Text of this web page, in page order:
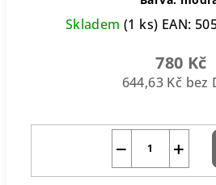
Skladem(1 ks) EAN:
780 Kč
644,63 Kč bez
+
−